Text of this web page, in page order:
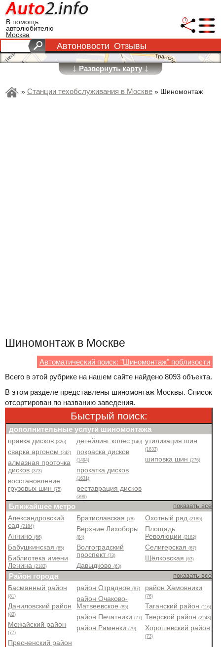
В помощь
автолюбителю
Москва
1
Автоновости Отзывы
↓Развернуть карту↓
» Станции техобслуживания в Москве » Шиномонтаж
Шиномонтаж в Москве
Автоматический поиск: "Шиномонтаж" поблизости
Всего в этой рубрике на нашем сайте найдено 8093 объекта.
В этом разделе представлены шиномонтаж Москвы. Список
отсортирован по названию заведения.
Быстрый поиск:
дополнительные услуги шиномонтажа
правка дисков(326)
сварка аргоном(242)
алмазная проточка
дисков(373)
восстановление
грузовых шин(75)
детейлинг колес(146)
покраска дисков
(1494)
прокатка дисков
(1631)
реставрация дисков
(399)
утилизация шин
(1833)
шиповка шин(276)
Ближайшее метро показать все
Александровский
сад(2184)
Аннино(66)
Бабушкинская(65)
Библиотека имени
Ленина(2182)
Братиславская(78)
Верхние Лихоборы
(84)
Волгоградский
проспект(73)
Давыдково(63)
Охотный ряд(2185)
Площадь
Революции(2182)
Селигерская(67)
Щёлковская(63)
Район города показать все
Басманный район
(81)
Даниловский район
(82)
Можайский район
(77)
Пресненский район
район Отрадное(87)
район Очаково-
Матвеевское(85)
район Печатники(77)
район Раменки(79)
район Хамовники
(76)
Таганский район(116)
Тверской район(2243)
Хорошевский район
(73)